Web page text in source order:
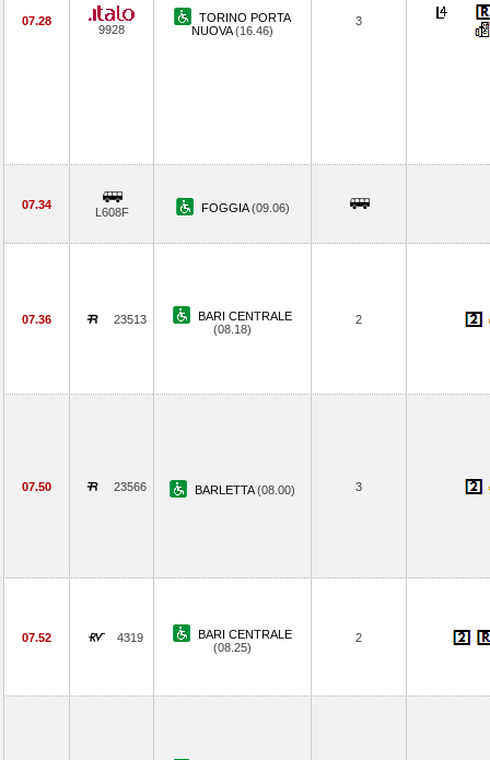
07.28
9928
TORINO PORTA
NUOVA(16.46)
3
07.34
L608F FOGGIA(09.06)
07.36 23513
BARI CENTRALE
(08.18)
2
07.50 23566 BARLETTA(08.00) 3
07.52 4319
BARI CENTRALE
(08.25)
2